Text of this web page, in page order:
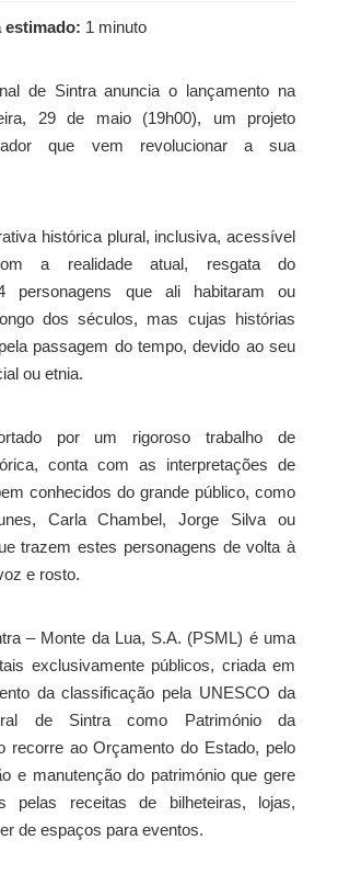
estimado: 1 minuto
de Sintra anuncia o lançamento na
29 de maio (19h00), um projeto
que vem revolucionar a sua
histórica plural, inclusiva, acessível
a realidade atual, resgata do
personagens que ali habitaram ou
dos séculos, mas cujas histórias
passagem do tempo, devido ao seu
ou etnia.
por um rigoroso trabalho de
conta com as interpretações de
conhecidos do grande público, como
Carla Chambel, Jorge Silva ou
trazem estes personagens de volta à
e rosto.
– Monte da Lua, S.A. (PSML) é uma
exclusivamente públicos, criada em
da classificação pela UNESCO da
de Sintra como Património da
recorre ao Orçamento do Estado, pelo
e manutenção do património que gere
pelas receitas de bilheteiras, lojas,
de espaços para eventos.